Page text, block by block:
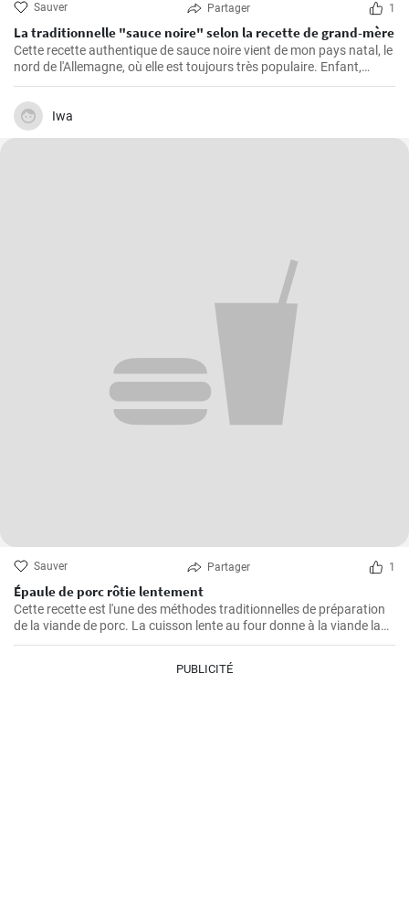
Sauver Partager 1
La traditionnelle "sauce noire" selon la recette de grand-mère
Cette recette authentique de sauce noire vient de mon pays natal, le
nord de l'Allemagne, où elle est toujours très populaire. Enfant,
j'adorais regarder ma grand-mère dans la cuisine préparer ce
bouillon de viande riche et savoureux. La viande de porc est cuite
avec des épices et servie dans une sauce avec du sang. Un goût
inoubliable qui me rappelle toujours les dimanches passés dans la
Iwa
Sauver Partager 1
Épaule de porc rôtie lentement
Cette recette est l'une des méthodes traditionnelles de préparation
de la viande de porc. La cuisson lente au four donne à la viande la
possibilité de devenir tendre et juteuse, en lui procurant des saveurs
merveilleuses et épicées. La viande est excellente à consommer
avec de la sauce, de la purée de pommes de terre ou des légumes
PUBLICITÉ